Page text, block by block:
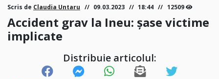
Scris de Claudia Untaru 09.03.2023 18:44 12509
Accident grav la Ineu: șase victime
implicate
Distribuie articolul: